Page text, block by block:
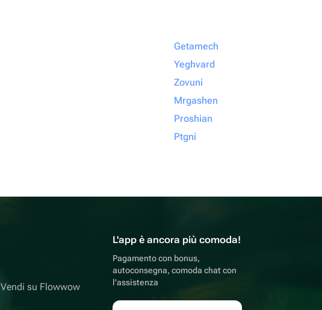
Getamech
Yeghvard
Zovuni
Mrgashen
Proshian
Ptgni
Vendi su Flowwow
L'app è ancora più comoda!
Pagamento con bonus,
autoconsegna, comoda chat con
l'assistenza